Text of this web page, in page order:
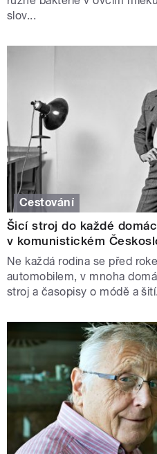
slov...
Cestování
Šicí stroj do každé
v komunistickém
Ne každá rodina se před
automobilem, v mnoha
stroj a časopisy o módě a šití.